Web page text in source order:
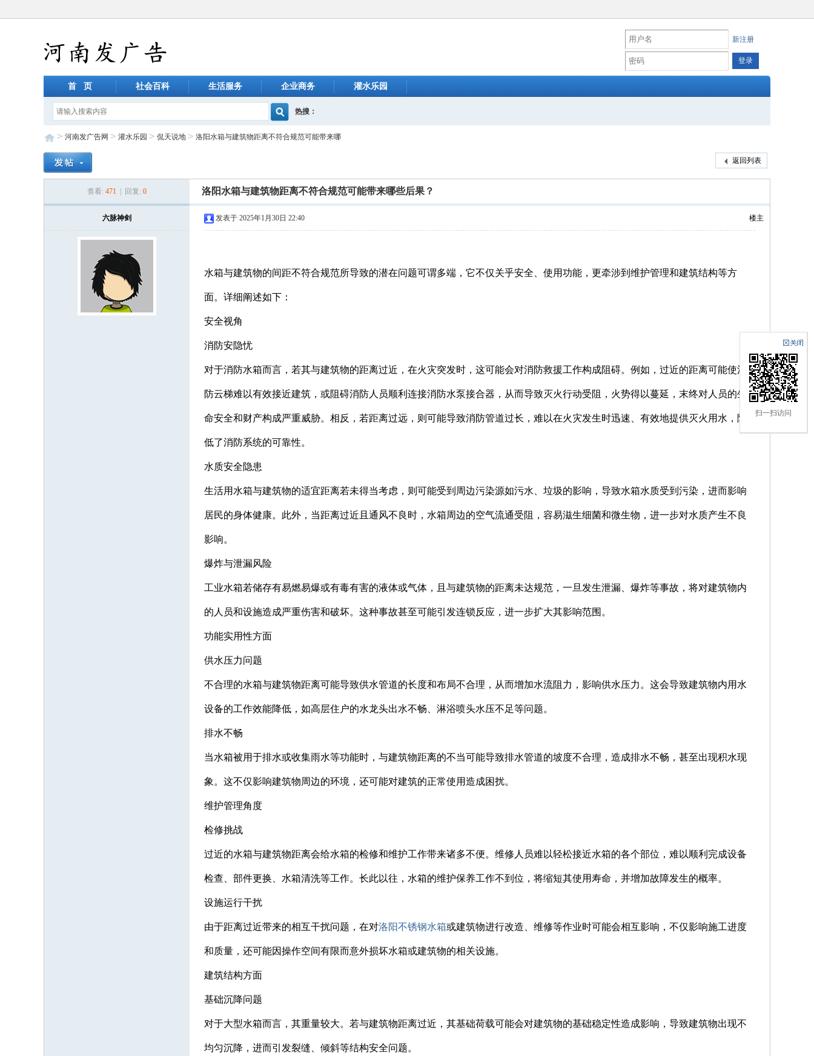
新注册
首 页 社会百科 生活服务 企业商务 灌水乐园
热搜：
> 河南发广告网 > 灌水乐园 > 侃天说地 > 洛阳水箱与建筑物距离不符合规范可能带来哪
返回列表
查看: 471 | 回复: 0
六脉神剑
洛阳水箱与建筑物距离不符合规范可能带来哪些后果？
楼主
发表于 2025年1月30日 22:40
水箱与建筑物的间距不符合规范所导致的潜在问题可谓多端，它不仅关乎安全、使用功能，更牵涉到维护管理和建筑结构等方
面。详细阐述如下：
安全视角
消防安隐忧
对于消防水箱而言，若其与建筑物的距离过近，在火灾突发时，这可能会对消防救援工作构成阻碍。例如，过近的距离可能使消
防云梯难以有效接近建筑，或阻碍消防人员顺利连接消防水泵接合器，从而导致灭火行动受阻，火势得以蔓延，末终对人员的生
命安全和财产构成严重威胁。相反，若距离过远，则可能导致消防管道过长，难以在火灾发生时迅速、有效地提供灭火用水，降
低了消防系统的可靠性。
水质安全隐患
生活用水箱与建筑物的适宜距离若未得当考虑，则可能受到周边污染源如污水、垃圾的影响，导致水箱水质受到污染，进而影响
居民的身体健康。此外，当距离过近且通风不良时，水箱周边的空气流通受阻，容易滋生细菌和微生物，进一步对水质产生不良
影响。
爆炸与泄漏风险
工业水箱若储存有易燃易爆或有毒有害的液体或气体，且与建筑物的距离未达规范，一旦发生泄漏、爆炸等事故，将对建筑物内
的人员和设施造成严重伤害和破坏。这种事故甚至可能引发连锁反应，进一步扩大其影响范围。
功能实用性方面
供水压力问题
不合理的水箱与建筑物距离可能导致供水管道的长度和布局不合理，从而增加水流阻力，影响供水压力。这会导致建筑物内用水
设备的工作效能降低，如高层住户的水龙头出水不畅、淋浴喷头水压不足等问题。
排水不畅
当水箱被用于排水或收集雨水等功能时，与建筑物距离的不当可能导致排水管道的坡度不合理，造成排水不畅，甚至出现积水现
象。这不仅影响建筑物周边的环境，还可能对建筑的正常使用造成困扰。
维护管理角度
检修挑战
过近的水箱与建筑物距离会给水箱的检修和维护工作带来诸多不便。维修人员难以轻松接近水箱的各个部位，难以顺利完成设备
检查、部件更换、水箱清洗等工作。长此以往，水箱的维护保养工作不到位，将缩短其使用寿命，并增加故障发生的概率。
设施运行干扰
由于距离过近带来的相互干扰问题，在对洛阳不锈钢水箱或建筑物进行改造、维修等作业时可能会相互影响，不仅影响施工进度
和质量，还可能因操作空间有限而意外损坏水箱或建筑物的相关设施。
建筑结构方面
基础沉降问题
对于大型水箱而言，其重量较大。若与建筑物距离过近，其基础荷载可能会对建筑物的基础稳定性造成影响，导致建筑物出现不
均匀沉降，进而引发裂缝、倾斜等结构安全问题。
扫一扫访问